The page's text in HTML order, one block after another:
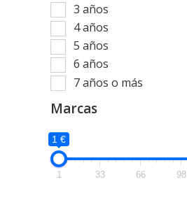
3 años
4 años
5 años
6 años
7 años o más
Marcas
1 €
1 33 66 98